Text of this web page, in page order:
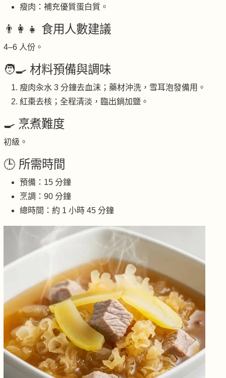
瘦肉：補充優質蛋白質。
👨‍👩‍👧 食用人數建議
4–6 人份。
🧑‍🍳 材料預備與調味
瘦肉汆水 3 分鐘去血沫；藥材沖洗，雪耳泡發備用。
紅棗去核；全程清淡，臨出鍋加鹽。
🍳 烹煮難度
初級。
🕒 所需時間
預備：15 分鐘
烹調：90 分鐘
總時間：約 1 小時 45 分鐘